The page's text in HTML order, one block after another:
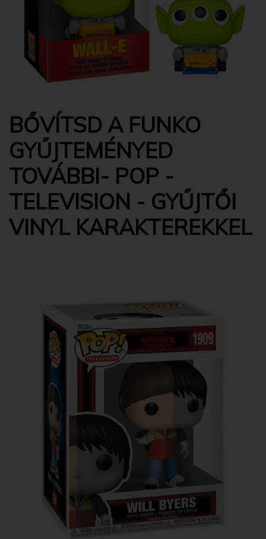
BŐVÍTSD A FUNKO
GYŰJTEMÉNYED
TOVÁBBI- POP -
TELEVISION - GYŰJTŐI
VINYL KARAKTEREKKEL